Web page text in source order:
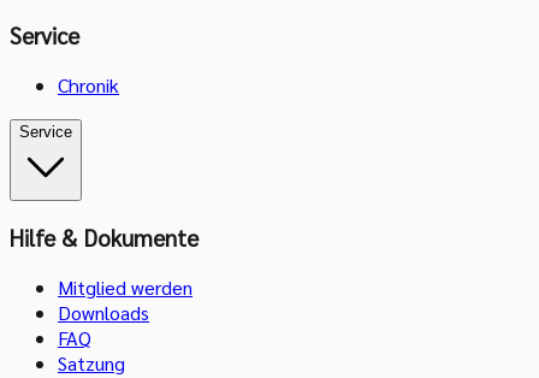
Service
Chronik
Service
Hilfe & Dokumente
Mitglied werden
Downloads
FAQ
Satzung